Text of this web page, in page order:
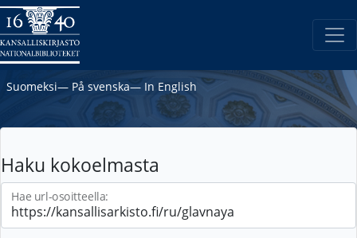
Suomeksi― På svenska― In English
Haku kokoelmasta
Hae url-osoitteella: